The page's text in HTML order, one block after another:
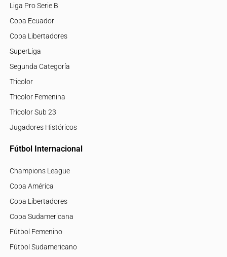
Liga Pro Serie B
Copa Ecuador
Copa Libertadores
SuperLiga
Segunda Categoría
Tricolor
Tricolor Femenina
Tricolor Sub 23
Jugadores Históricos
Fútbol Internacional
Champions League
Copa América
Copa Libertadores
Copa Sudamericana
Fútbol Femenino
Fútbol Sudamericano